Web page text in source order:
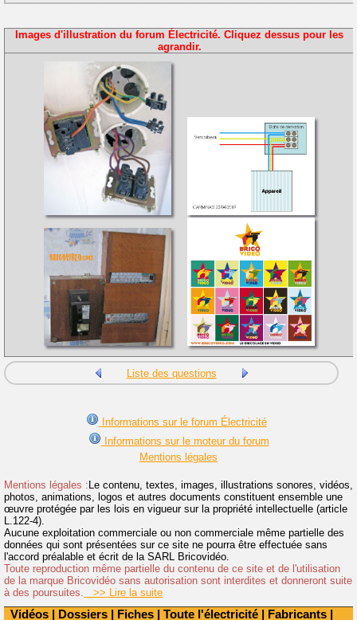
Vidéos Dossiers Fiches Toute l'électricité Fabricants
Images d'illustration du forum Électricité. Cliquez dessus pour les
agrandir.
Liste des questions
Informations sur le forum Électricité
Informations sur le moteur du forum
Mentions légales
Mentions légales : Le contenu, textes, images, illustrations sonores, vidéos,
photos, animations, logos et autres documents constituent ensemble une
œuvre protégée par les lois en vigueur sur la propriété intellectuelle (article
L.122-4).
Aucune exploitation commerciale ou non commerciale même partielle des
données qui sont présentées sur ce site ne pourra être effectuée sans
l'accord préalable et écrit de la SARL Bricovidéo.
Toute reproduction même partielle du contenu de ce site et de l'utilisation
de la marque Bricovidéo sans autorisation sont interdites et donneront suite
à des poursuites. >> Lire la suite